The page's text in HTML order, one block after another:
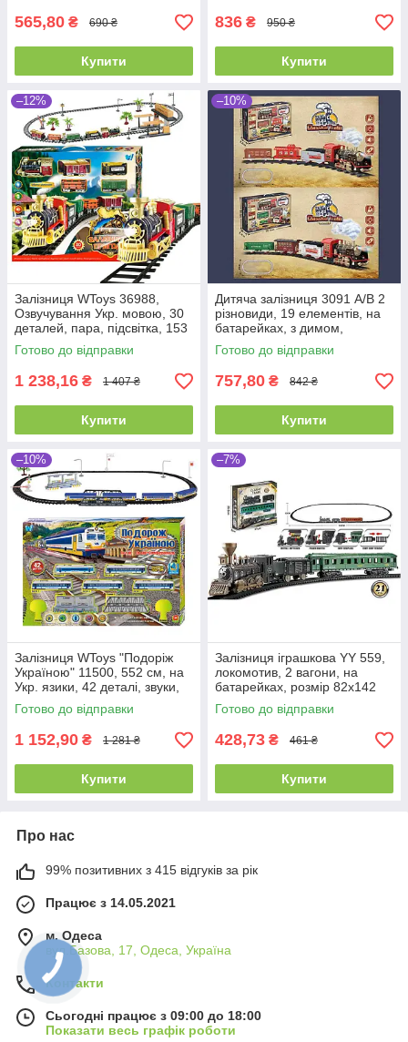
565,80 ₴ 690 ₴
Купити
836 ₴ 950 ₴
Купити
–12%
Залізниця WToys 36988,
Озвучування Укр. мовою, 30
деталей, пара, підсвітка, 153
х 125 см
Готово до відправки
1 238,16 ₴ 1 407 ₴
Купити
–10%
Дитяча залізниця 3091 А/В 2
різновиди, 19 елементів, на
батарейках, з димом,
звуками та підсвіткою, 162х84
см
Готово до відправки
757,80 ₴ 842 ₴
Купити
–10%
Залізниця WToys "Подоріж
Україною" 11500, 552 см, на
Укр. язики, 42 деталі, звуки,
пісня, озвучені
Готово до відправки
1 152,90 ₴ 1 281 ₴
Купити
–7%
Залізниця іграшкова YY 559,
локомотив, 2 вагони, на
батарейках, розмір 82х142
см
Готово до відправки
428,73 ₴ 461 ₴
Купити
Про нас
99% позитивних з 415 відгуків за рік
Працює з 14.05.2021
м. Одеса
вул.Базова, 17, Одеса, Україна
Контакти
Сьогодні працює з 09:00 до 18:00
Показати весь графік роботи